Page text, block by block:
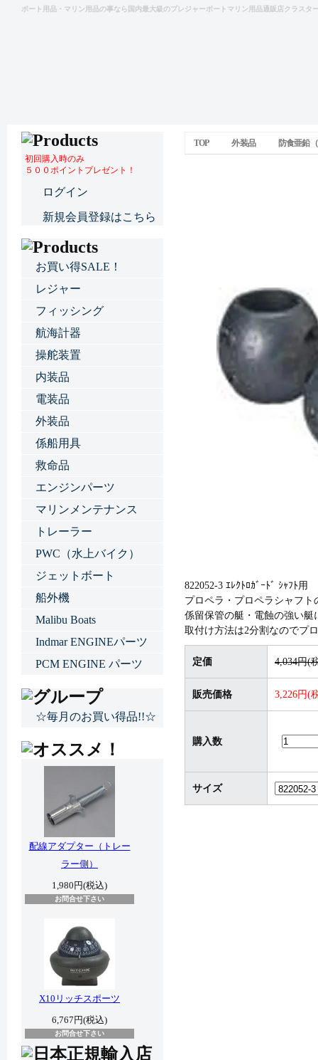
ボート用品・マリン用品の事なら国内最大級のプレジャーボートマリン用品通販店クラスタ
TOP 外装品 防食亜鉛
822052-3 ｴﾚｸﾄﾛｶﾞｰﾄﾞ ｼｬﾌﾄ用
プロペラ・プロペラシャフト
係留保管の艇・電蝕の強い艇
取付け方法は2分割なのでプ
定価 4,034円(
販売価格 3,226円(
購入数
サイズ
初回購入時のみ
５００ポイントプレゼント！
ログイン
新規会員登録はこちら
お買い得SALE！
レジャー
フィッシング
航海計器
操舵装置
内装品
電装品
外装品
係船用具
救命品
エンジンパーツ
マリンメンテナンス
トレーラー
PWC（水上バイク）
ジェットボート
船外機
Malibu Boats
Indmar ENGINEパーツ
PCM ENGINE パーツ
☆毎月のお買い得品!!☆
配線アダプター（トレー
ラー側）
1,980円(税込)
お問合せ下さい
X10リッチスポーツ
6,767円(税込)
お問合せ下さい